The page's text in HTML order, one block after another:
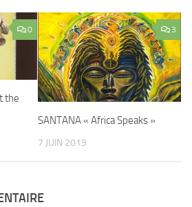
0
the
3
SANTANA « Africa Speaks »
7 JUIN 2019